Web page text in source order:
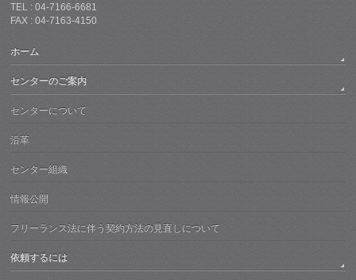
TEL : 04-7166-6681
FAX : 04-7163-4150
ホーム
センターのご案内
センターについて
沿革
センター組織
情報公開
フリーランス法に伴う契約方法の見直しについて
依頼するには